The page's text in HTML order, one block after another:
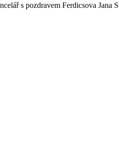
doporučovat vaší cestovní kancelář s